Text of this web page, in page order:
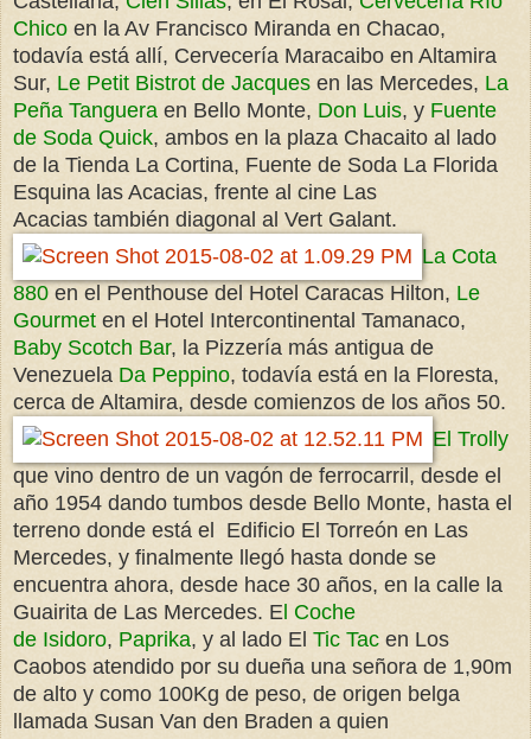
Chico en la Av Francisco Miranda en Chacao,
todavía está allí, Cervecería Maracaibo en Altamira
Sur, Le Petit Bistrot de Jacques en las Mercedes, La
Peña Tanguera en Bello Monte, Don Luis, y Fuente
de Soda Quick, ambos en la plaza Chacaito al lado
de la Tienda La Cortina, Fuente de Soda La Florida
Esquina las Acacias, frente al cine Las
Acacias también diagonal al Vert Galant.
La Cota
880en el Penthouse del Hotel Caracas Hilton, Le
Gourmet en el Hotel Intercontinental Tamanaco,
Baby Scotch Bar, la Pizzería más antigua de
Venezuela Da Peppino, todavía está en la Floresta,
cerca de Altamira, desde comienzos de los años 50.
El Trolly
que vino dentro de un vagón de ferrocarril, desde el
año 1954 dando tumbos desde Bello Monte, hasta el
terreno donde está el Edificio El Torreón en Las
Mercedes, y finalmente llegó hasta donde se
encuentra ahora, desde hace 30 años, en la calle la
Guairita de Las Mercedes. El Coche
de Isidoro, Paprika, y al lado El Tic Tac en Los
Caobos atendido por su dueña una señora de 1,90m
de alto y como 100Kg de peso, de origen belga
llamada Susan Van den Braden a quien